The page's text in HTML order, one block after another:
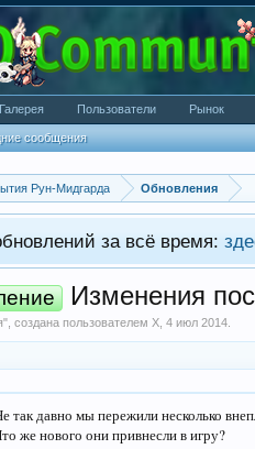
Рун-Мидгарда Обновления
за всё время:
Изменения
", создана пользователем X 4 июл 2014
так давно мы пережили несколько
же нового они привнесли в игру?
сообщения
Галерея Пользователи Рынок